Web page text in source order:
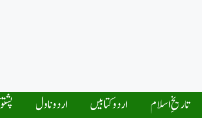
تاریخِ اسلام اردو کتابیں اردو ناول